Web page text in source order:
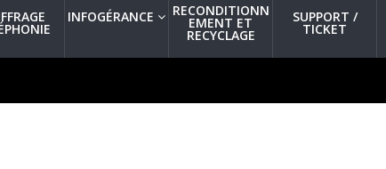
INFOGÉRANCE RECONDITIONN
EMENT ET
RECYCLAGE
SUPPORT /
TICKET